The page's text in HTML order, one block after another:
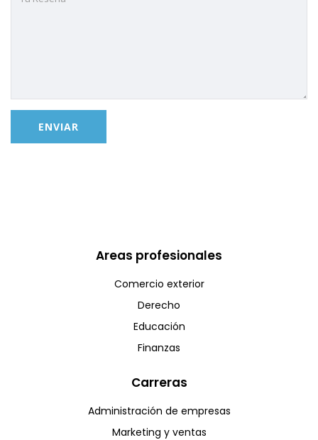
Areas profesionales
Comercio exterior
Derecho
Educación
Finanzas
Carreras
Administración de empresas
Marketing y ventas